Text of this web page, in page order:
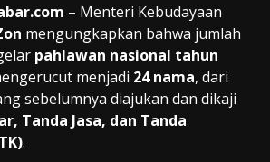
– Menteri Kebudayaan
mengungkapkan bahwa jumlah
pahlawan nasional tahun
menjadi 24 nama, dari
sebelumnya diajukan dan dikaji
Tanda Jasa, dan Tanda
.